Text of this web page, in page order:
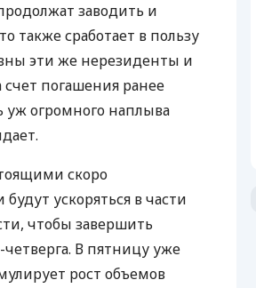
заводить и
также сработает в пользу
эти же нерезиденты и
погашения ранее
огромного наплыва
скоро
ускоряться в части
чтобы завершить
В пятницу уже
рост объемов